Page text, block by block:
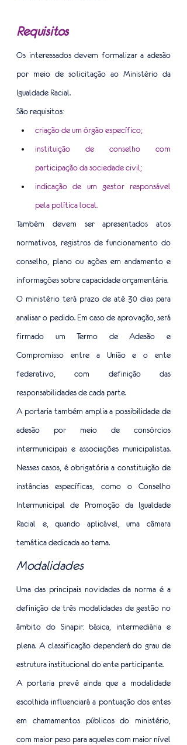
Requisitos
Os interessados devem formalizar a adesão
por meio de solicitação ao Ministério da
Igualdade Racial.
São requisitos:
criação de um órgão específico;
instituição de conselho com
participação da sociedade civil;
indicação de um gestor responsável
pela política local.
Também devem ser apresentados atos
normativos, registros de funcionamento do
conselho, plano ou ações em andamento e
informações sobre capacidade orçamentária.
O ministério terá prazo de até 30 dias para
analisar o pedido. Em caso de aprovação, será
firmado um Termo de Adesão e
Compromisso entre a União e o ente
federativo, com definição das
responsabilidades de cada parte.
A portaria também amplia a possibilidade de
adesão por meio de consórcios
intermunicipais e associações municipalistas.
Nesses casos, é obrigatória a constituição de
instâncias específicas, como o Conselho
Intermunicipal de Promoção da Igualdade
Racial e, quando aplicável, uma câmara
temática dedicada ao tema.
Modalidades
Uma das principais novidades da norma é a
definição de três modalidades de gestão no
âmbito do Sinapir: básica, intermediária e
plena. A classificação dependerá do grau de
estrutura institucional do ente participante.
A portaria prevê ainda que a modalidade
escolhida influenciará a pontuação dos entes
em chamamentos públicos do ministério,
com maior peso para aqueles com maior nível